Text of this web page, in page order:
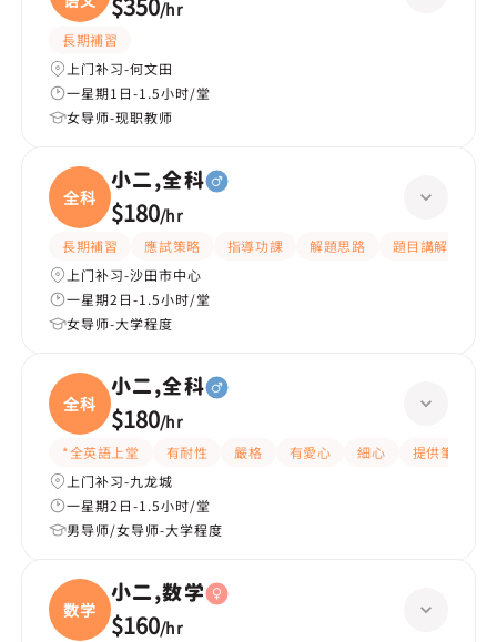
/hr
長期補習
上门补习-何文田
一星期1日-1.5小时/堂
女导师-现职教师
全科
小二,全科
$180/hr
長期補習 應試策略 指導功課 解題思路 題目講解
上门补习-沙田市中心
一星期2日-1.5小时/堂
女导师-大学程度
全科
小二,全科
$180/hr
*全英語上堂 有耐性 嚴格 有愛心 細心 提供筆記
上门补习-九龙城
一星期2日-1.5小时/堂
男导师/女导师-大学程度
数学
小二,数学
$160/hr